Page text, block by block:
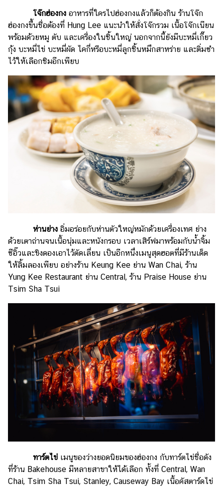
โจ๊กฮ่องกง อาหารที่ใครไปฮ่องกงแล้วก็ต้องกิน ร้านโจ๊ก
ฮ่องกงขึ้นชื่อต้องที่ Hung Lee แนะนำให้สั่งโจ๊กรวม เนื้อโจ๊กเนียน
พร้อมด้วยหมู ตับ และเครื่องในชิ้นใหญ่ นอกจากนี้ยังมีบะหมี่เกี๊ยว
กุ้ง บะหมี่ไข่ บะหมี่ผัด ไคกี่หรือบะหมี่ลูกชิ้นหมึกสาหร่าย และติ่มซำ
ไว้ให้เลือกชิมอีกเพียบ
ห่านย่าง อิ่มอร่อยกับห่านตัวใหญ่หมักด้วยเครื่องเทศ ย่าง
ด้วยเตาถ่านจนเนื้อนุ่มและหนังกรอบ เวลาเสิร์ฟมาพร้อมกับน้ำจิ้ม
ซีอิ๊วและขิงดองเอาไว้ตัดเลี่ยน เป็นอีกหนึ่งเมนูสุดฮอตที่มีร้านเด็ด
ให้ลิ้มลองเพียบ อย่างร้าน Keung Kee ย่าน Wan Chai, ร้าน
Yung Kee Restaurant ย่าน Central, ร้าน Praise House ย่าน
Tsim Sha Tsui
ทาร์ตไข่ เมนูของว่างยอดนิยมของฮ่องกง กับทาร์ตไข่ชื่อดัง
ที่ร้าน Bakehouse มีหลายสาขาให้ได้เลือก ทั้งที่ Central, Wan
Chai, Tsim Sha Tsui, Stanley, Causeway Bay เนื้อคัสตาร์ดไข่